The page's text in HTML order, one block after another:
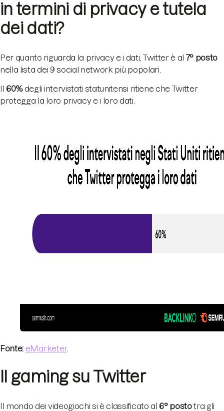
in termini di privacy e tutela
dei dati?
Per quanto riguarda la privacy e i dati, Twitter è al 7° posto
nella lista dei 9 social network più popolari.
Il 60%degli intervistati statunitensi ritiene che Twitter
protegga la loro privacy e i loro dati.
Fonte: eMarketer.
Il gaming su Twitter
Il mondo dei videogiochi si è classificato al 6° postotra gli